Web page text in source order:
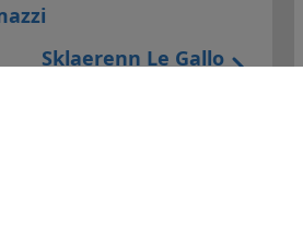
Sklaerenn Le Gallo